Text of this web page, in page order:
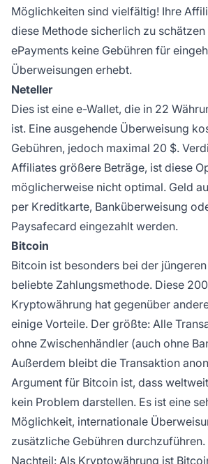
Möglichkeiten sind vielfältig! Ihre
diese Methode sicherlich zu schätzen
ePayments keine Gebühren für
Überweisungen erhebt.
Neteller
Dies ist eine e-Wallet, die in 22
ist. Eine ausgehende Überweisung
Gebühren, jedoch maximal 20 $.
Affiliates größere Beträge, ist diese
möglicherweise nicht optimal. Geld
per Kreditkarte, Banküberweisung
Paysafecard eingezahlt werden.
Bitcoin
Bitcoin ist besonders bei der
beliebte Zahlungsmethode. Diese
Kryptowährung hat gegenüber
einige Vorteile. Der größte: Alle
ohne Zwischenhändler (auch ohne
Außerdem bleibt die Transaktion
Argument für Bitcoin ist, dass
kein Problem darstellen. Es ist eine
Möglichkeit, internationale
zusätzliche Gebühren
Nachteil: Als Kryptowährung ist